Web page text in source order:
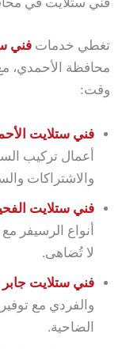
فني ستلايت في
تغطي خدمات فني
محافظة
وقت:
فني ستلايت
أعمال تركيب
والاشتراكات
فني ستلايت
أنواع الرسيفر
لا تُضاهى.
فني ستلايت جابر
والفردي مع
الضاحية.